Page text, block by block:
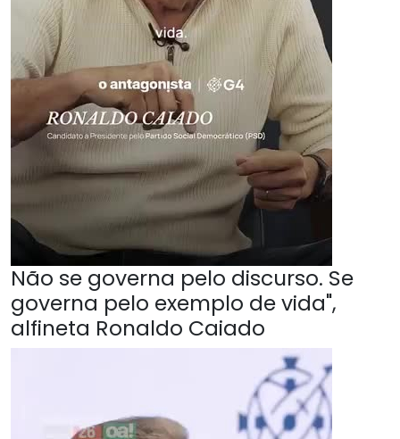
Não se governa pelo discurso. Se
governa pelo exemplo de vida",
alfineta Ronaldo Caiado